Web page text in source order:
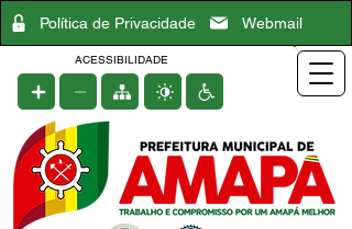
Política de Privacidade Webmail
ACESSIBILIDADE